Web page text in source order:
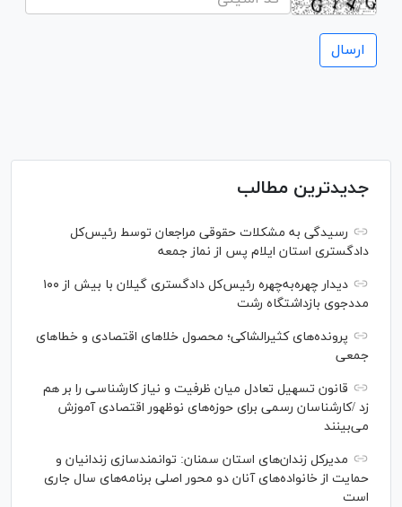
جدیدترین مطالب
رسیدگی به مشکلات حقوقی مراجعان توسط رئیس‌کل
دادگستری استان ایلام پس از نماز جمعه
دیدار چهره‌به‌چهره رئیس‌کل دادگستری گیلان با بیش از ۱۰۰
مددجوی بازداشتگاه رشت
پرونده‌های کثیرالشاکی؛ محصول خلا‌های اقتصادی و خطا‌های
جمعی
قانون تسهیل تعادل میان ظرفیت و نیاز کارشناسی را بر هم
زد /کارشناسان رسمی برای حوزه‌های نوظهور اقتصادی آموزش
می‌بینند
مدیرکل زندان‌های استان سمنان: توانمندسازی زندانیان و
حمایت از خانواده‌های آنان دو محور اصلی برنامه‌های سال جاری
است